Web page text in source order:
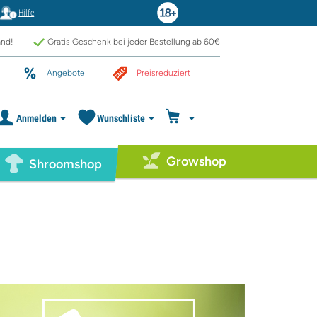
Hilfe
Gratis Geschenk bei jeder Bestellung ab 60€
Angebote Preisreduziert
Anmelden Wunschliste
Shroomshop Growshop